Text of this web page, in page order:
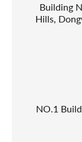
Building
Hills,
NO.1